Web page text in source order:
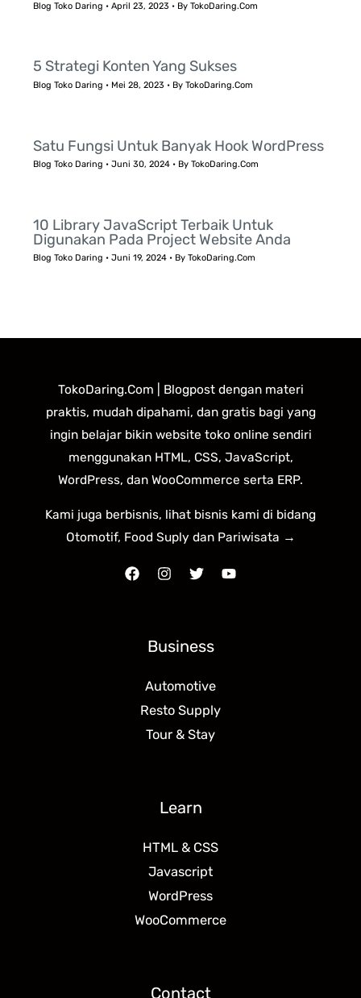
Blog Toko Daring •April 23, 2023 • ByTokoDaring.Com
5 Strategi Konten Yang Sukses
Blog Toko Daring • Mei 28, 2023 • ByTokoDaring.Com
Satu Fungsi Untuk Banyak Hook WordPress
Blog Toko Daring •Juni 30, 2024 • ByTokoDaring.Com
10 Library JavaScript Terbaik Untuk
Digunakan Pada Project Website Anda
Blog Toko Daring •Juni 19, 2024 • ByTokoDaring.Com
TokoDaring.Com | Blogpost dengan materi
praktis, mudah dipahami, dan gratis bagi yang
ingin belajar bikin website toko online sendiri
menggunakan HTML, CSS, JavaScript,
WordPress, dan WooCommerce serta ERP.
Kami juga berbisnis, lihat bisnis kami di bidang
Otomotif, Food Suply dan Pariwisata →
Business
Automotive
Resto Supply
Tour & Stay
Learn
HTML & CSS
Javascript
WordPress
WooCommerce
Contact